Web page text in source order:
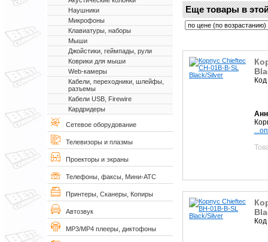
Наушники
Микрофоны
Клавиатуры, наборы
Мыши
Джойстики, геймпады, рули
Коврики для мыши
Web-камеры
Кабели, переходники, шлейфы,
разъемы
Кабели USB, Firewire
Кардридеры
Сетевое оборудование
Телевизоры и плазмы
Проекторы и экраны
Телефоны, факсы, Мини-АТС
Принтеры, Сканеры, Копиры
Автозвук
MP3/MP4 плееры, диктофоны
Еще товары в